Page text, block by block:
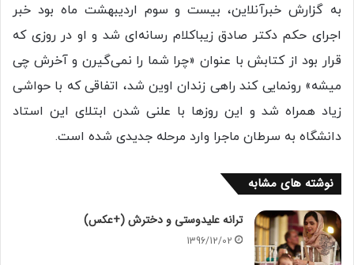
به گزارش خبرآنلاین، بیست و سوم اردیبهشت ماه بود خبر
اجرای حکم دکتر صادق زیباکلام رسانه‌ای شد و او در روزی که
قرار بود از کتابش با عنوان «چرا شما را نمی‌گیرن و آخرش چی
میشه» رونمایی کند راهی زندان اوین شد، اتفاقی که با حواشی
زیاد همراه شد و این روز‌ها با علنی شدن ابتلای این استاد
دانشگاه به سرطان ماجرا وارد مرحله جدیدی شده است.
نوشته های مشابه
ترانه علیدوستی و دخترش (+عکس)
1396/12/02